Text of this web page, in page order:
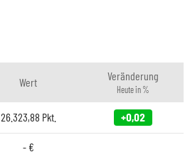
Wert Veränderung
Heute in %
26.323,88 Pkt. +0,02
-€